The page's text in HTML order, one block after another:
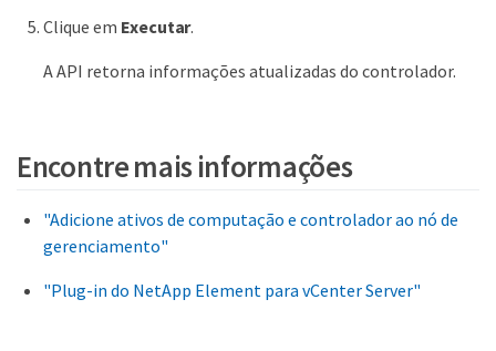
Clique em Executar.
A API retorna informações atualizadas do controlador.
Encontre mais informações
"Adicione ativos de computação e controlador ao nó de
gerenciamento"
"Plug-in do NetApp Element para vCenter Server"